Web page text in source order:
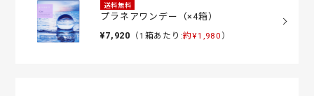
送料無料
プラネアワンデー（×4箱）
¥7,920 （1箱あたり:約¥1,980 ）